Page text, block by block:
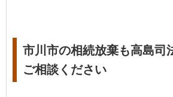
市川市の相続放棄も高島司
ご相談ください